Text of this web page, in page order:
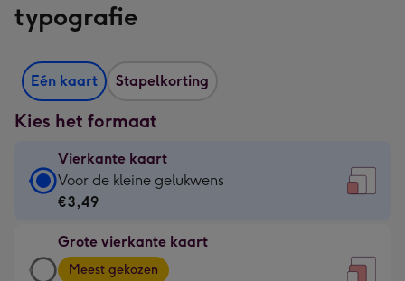
typografie
Eén kaart Stapelkorting
Kies het formaat
Vierkante kaart
Vierkante
kaart
€3,49
-
Voor de kleine gelukwens
€3,49
Grote vierkante kaart
Grote
Meest gekozen